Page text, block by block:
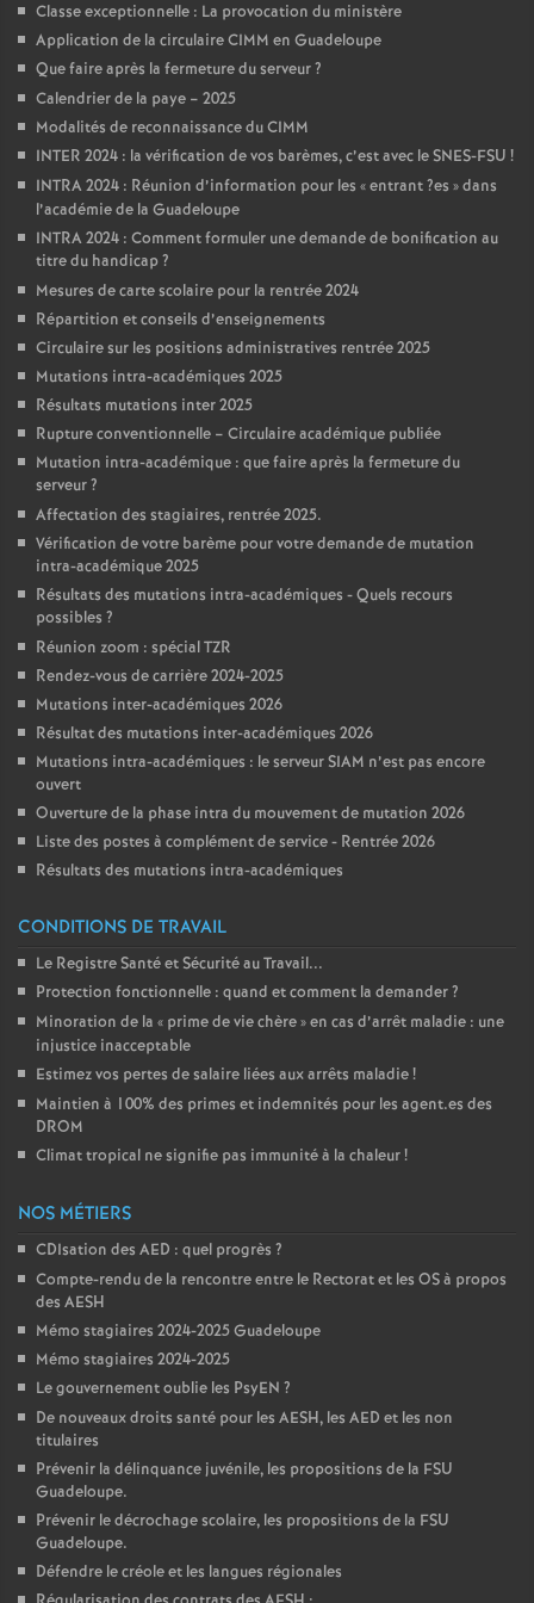
Classe exceptionnelle : La provocation du ministère
Application de la circulaire CIMM en Guadeloupe
Que faire après la fermeture du serveur?
Calendrier de la paye – 2025
Modalités de reconnaissance du CIMM
INTER 2024 : la vérification de vos barèmes, c’est avec le SNES-FSU !
INTRA 2024 : Réunion d’information pour les «entrant?es » dans
l’académie de la Guadeloupe
INTRA 2024 : Comment formuler une demande de bonification au
titre du handicap?
Mesures de carte scolaire pour la rentrée 2024
Répartition et conseils d’enseignements
Circulaire sur les positions administratives rentrée 2025
Mutations intra-académiques 2025
Résultats mutations inter 2025
Rupture conventionnelle – Circulaire académique publiée
Mutation intra-académique : que faire après la fermeture du
serveur?
Affectation des stagiaires, rentrée 2025.
Vérification de votre barème pour votre demande de mutation
intra-académique 2025
Résultats des mutations intra-académiques - Quels recours
possibles ?
Réunion zoom : spécial TZR
Rendez-vous de carrière 2024-2025
Mutations inter-académiques 2026
Résultat des mutations inter-académiques 2026
Mutations intra-académiques : le serveur SIAM n’est pas encore
ouvert
Ouverture de la phase intra du mouvement de mutation 2026
Liste des postes à complément de service - Rentrée 2026
Résultats des mutations intra-académiques
CONDITIONS DE TRAVAIL
Le Registre Santé et Sécurité au Travail...
Protection fonctionnelle : quand et comment la demander?
Minoration de la « prime de vie chère» en cas d’arrêt maladie : une
injustice inacceptable
Estimez vos pertes de salaire liées aux arrêts maladie!
Maintien à 100% des primes et indemnités pour les agent.es des
DROM
Climat tropical ne signifie pas immunité à la chaleur!
NOS MÉTIERS
CDIsation des AED : quel progrès ?
Compte-rendu de la rencontre entre le Rectorat et les OS à propos
des AESH
Mémo stagiaires 2024-2025 Guadeloupe
Mémo stagiaires 2024-2025
Le gouvernement oublie les PsyEN ?
De nouveaux droits santé pour les AESH, les AED et les non
titulaires
Prévenir la délinquance juvénile, les propositions de la FSU
Guadeloupe.
Prévenir le décrochage scolaire, les propositions de la FSU
Guadeloupe.
Défendre le créole et les langues régionales